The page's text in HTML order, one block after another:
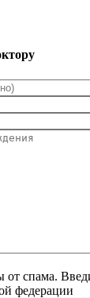
от спама.
федерации